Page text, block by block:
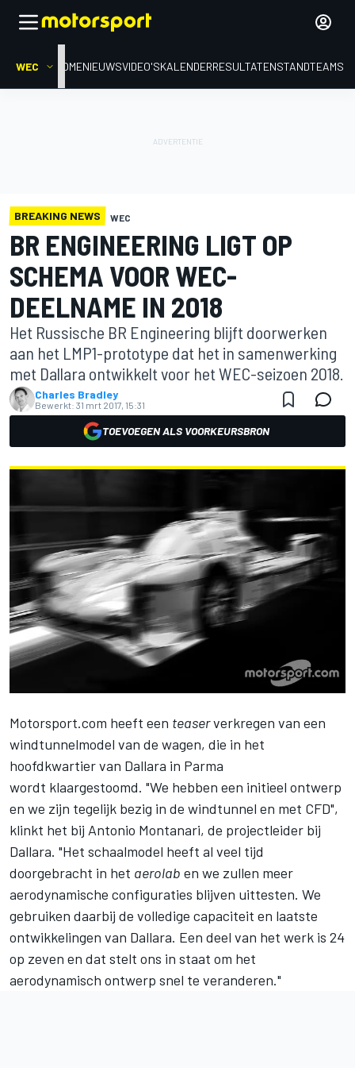
WEC HOMENIEUWSVIDEO'SKALENDERRESULTATENSTANDTEAMS
BREAKING NEWS WEC
BR ENGINEERING LIGT OP
SCHEMA VOOR WEC-
DEELNAME IN 2018
Het Russische BR Engineering blijft doorwerken
aan het LMP1-prototype dat het in samenwerking
met Dallara ontwikkelt voor het WEC-seizoen 2018.
Charles Bradley
Bewerkt: 31 mrt 2017, 15:31
TOEVOEGEN ALS VOORKEURSBRON
Motorsport.com heeft een teaserverkregen van een
windtunnelmodel van de wagen, die in het
hoofdkwartier van Dallara in Parma
wordt klaargestoomd. "We hebben een initieel ontwerp
en we zijn tegelijk bezig in de windtunnel en met CFD",
klinkt het bij Antonio Montanari, de projectleider bij
Dallara. "Het schaalmodel heeft al veel tijd
doorgebracht in het aerolab en we zullen meer
aerodynamische configuraties blijven uittesten. We
gebruiken daarbij de volledige capaciteit en laatste
ontwikkelingen van Dallara. Een deel van het werk is 24
op zeven en dat stelt ons in staat om het
aerodynamisch ontwerp snel te veranderen."